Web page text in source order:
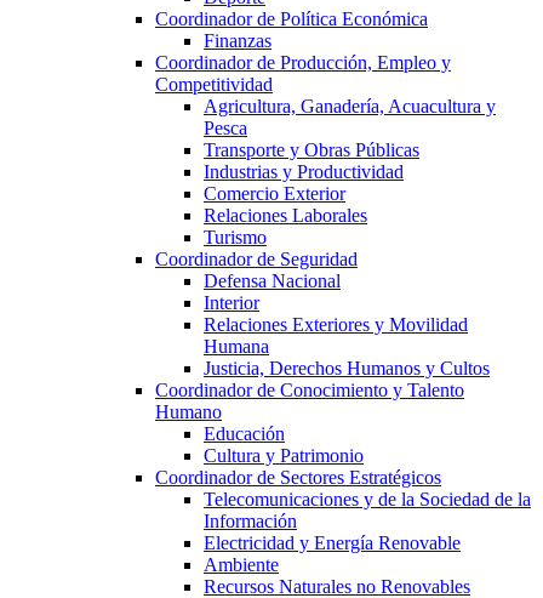
Coordinador de Política Económica
Finanzas
Coordinador de Producción, Empleo y
Competitividad
Agricultura, Ganadería, Acuacultura y
Pesca
Transporte y Obras Públicas
Industrias y Productividad
Comercio Exterior
Relaciones Laborales
Turismo
Coordinador de Seguridad
Defensa Nacional
Interior
Relaciones Exteriores y Movilidad
Humana
Justicia, Derechos Humanos y Cultos
Coordinador de Conocimiento y Talento
Humano
Educación
Cultura y Patrimonio
Coordinador de Sectores Estratégicos
Telecomunicaciones y de la Sociedad de la
Información
Electricidad y Energía Renovable
Ambiente
Recursos Naturales no Renovables